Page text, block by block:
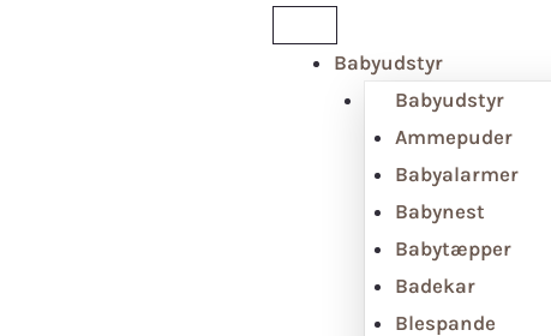
Babyudstyr
Babyudstyr
Ammepuder
Babyalarmer
Babynest
Babytæpper
Badekar
Blespande